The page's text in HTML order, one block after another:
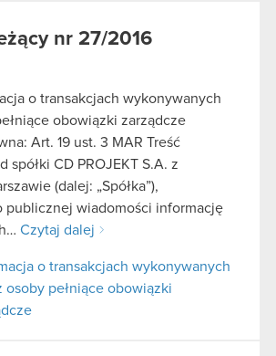
nr 27/2016
o transakcjach wykonywanych
obowiązki zarządcze
Art. 19 ust. 3 MAR Treść
spółki CD PROJEKT S.A. z
(dalej: „Spółka”),
publicznej wiadomości informację
Czytaj dalej
o transakcjach wykonywanych
osoby pełniące obowiązki